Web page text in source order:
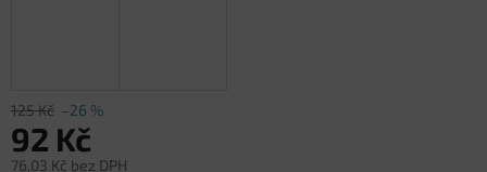
125 Kč –26 %
92 Kč
76,03 Kč bez DPH